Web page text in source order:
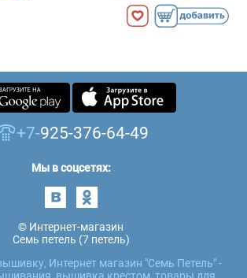
+7-925-376-64-49
Мы в соцсетях:
© Интернет-магазин
Семь петель (7 петель)
Интернет магазин "Семь Петель" -